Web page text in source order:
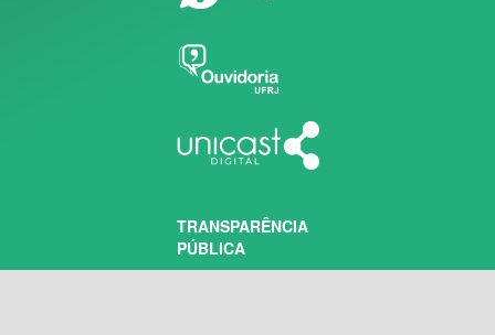
TRANSPARÊNCIA
PÚBLICA